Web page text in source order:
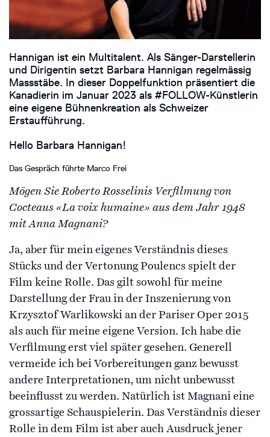
Hannigan ist ein Multitalent. Als Sänger-Darstellerin
und Dirigentin setzt Barbara Hannigan regelmässig
Massstäbe. In dieser Doppelfunktion präsentiert die
Kanadierin im Januar 2023 als #FOLLOW-Künstlerin
eine eigene Bühnenkreation als Schweizer
Erstaufführung.
Hello Barbara Hannigan!
Das Gespräch führte Marco Frei
Mögen Sie Roberto Rosselinis Verfilmung von
Cocteaus «La voix humaine» aus dem Jahr 1948
mit Anna Magnani?
Ja, aber für mein eigenes Verständnis dieses
Stücks und der Vertonung Poulencs spielt der
Film keine Rolle. Das gilt sowohl für meine
Darstellung der Frau in der Inszenierung von
Krzysztof Warlikowski an der Pariser Oper 2015
als auch für meine eigene Version. Ich habe die
Verfilmung erst viel später gesehen. Generell
vermeide ich bei Vorbereitungen ganz bewusst
andere Interpretationen, um nicht unbewusst
beeinflusst zu werden. Natürlich ist Magnani eine
grossartige Schauspielerin. Das Verständnis dieser
Rolle in dem Film ist aber auch Ausdruck jener